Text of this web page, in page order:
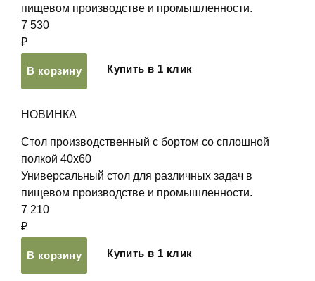
пищевом производстве и промышленности.
7 530
₽
В корзину Купить в 1 клик
НОВИНКА
Стол производственный с бортом со сплошной
полкой 40х60
Универсальный стол для различных задач в
пищевом производстве и промышленности.
7 210
₽
В корзину Купить в 1 клик